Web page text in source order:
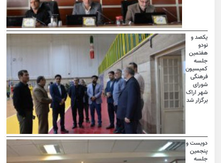
یکصد و
نودو
هفتمین
جلسه
کمیسیون
فرهنگی
شورای
شهر اراک
برگزار شد
دویست و
پنجمین
جلسه